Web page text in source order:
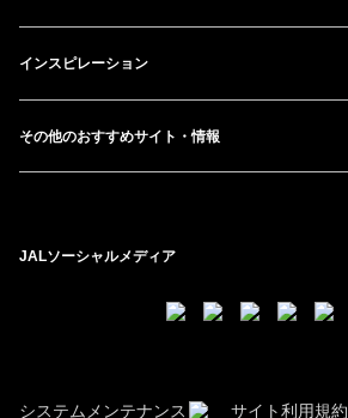
インスピレーション
その他のおすすめサイト・情報
JALソーシャルメディア
システムメンテナンス サイト利用規約